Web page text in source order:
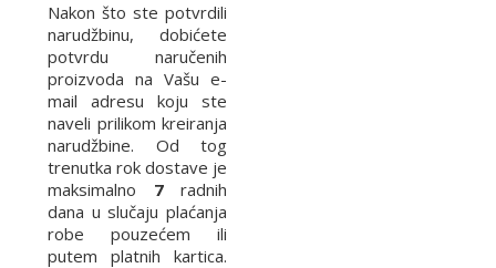
Nakon što ste potvrdili
narudžbinu, dobićete
potvrdu naručenih
proizvoda na Vašu e-
mail adresu koju ste
naveli prilikom kreiranja
narudžbine. Od tog
trenutka rok dostave je
maksimalno 7radnih
dana u slučaju plaćanja
robe pouzećem ili
putem platnih kartica.